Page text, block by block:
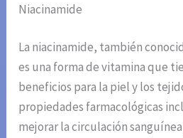
Niacinamide
La niacinamide, también
es una forma de vitamina que
beneficios para la piel y los
propiedades farmacológicas
mejorar la circulación